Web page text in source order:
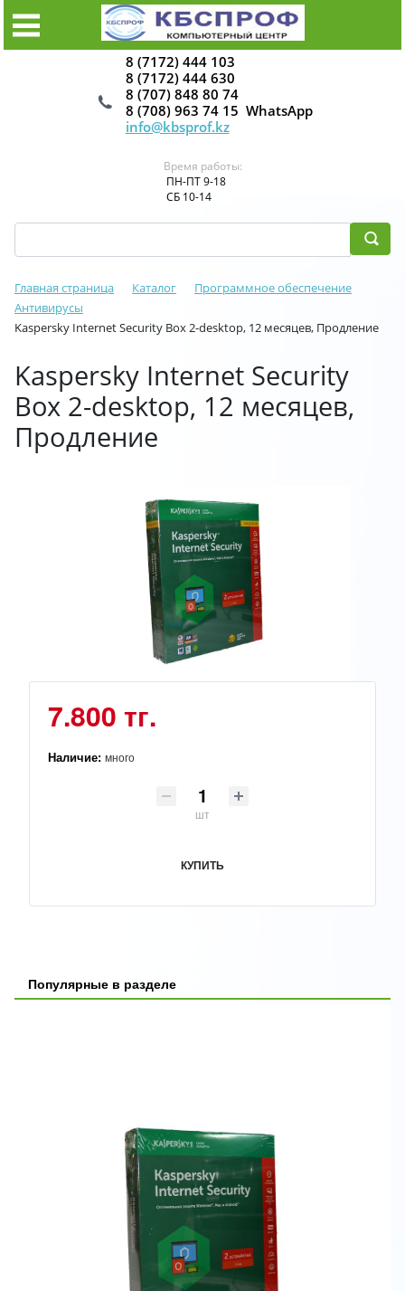
8 (7172) 444 103
8 (7172) 444 630
8 (707) 848 80 74
8 (708) 963 74 15 WhatsApp
info@kbsprof.kz
Время работы:
ПН-ПТ 9-18
СБ 10-14
Главная страница Каталог
Программное обеспечение
Антивирусы
Kaspersky Internet Security Box 2-desktop, 12 месяцев, Продление
Kaspersky Internet Security
Box 2-desktop, 12 месяцев,
Продление
7.800 тг.
Наличие: много
шт
КУПИТЬ
Популярные в разделе